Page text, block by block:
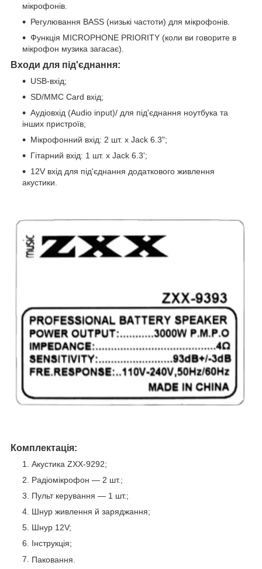
мікрофонів.
Регулювання BASS (низькі частоти) для мікрофонів.
Функція MICROPHONE PRIORITY (коли ви говорите в
мікрофон музика загасає).
Входи для під'єднання:
USB-вхід;
SD/MMC Card вхід;
Аудіовхід (Audio input)/ для під'єднання ноутбука та
інших пристроїв;
Мікрофонний вхід: 2 шт. х Jack 6.3";
Гітарний вхід: 1 шт. х Jack 6.3';
12V вхід для під'єднання додаткового живлення
акустики.
Комплектація:
Акустика ZXX-9292;
Радіомікрофон — 2 шт.;
Пульт керування — 1 шт.;
Шнур живлення й заряджання;
Шнур 12V;
Інструкція;
Паковання.